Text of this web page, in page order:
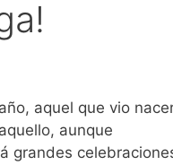
aquel que vio
aunque
grandes